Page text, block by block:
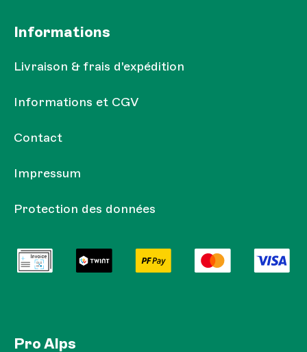
Informations
Livraison & frais d'expédition
Informations et CGV
Contact
Impressum
Protection des données
Pro Alps